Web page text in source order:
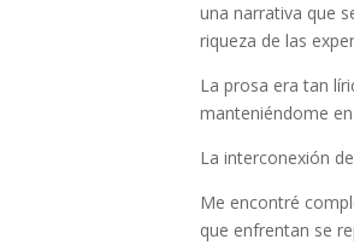
una narrativa que
riqueza de las
La prosa era tan
manteniéndome
La interconexión
Me encontré
que enfrentan se